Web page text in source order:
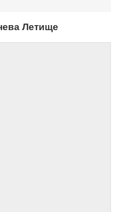
Летище